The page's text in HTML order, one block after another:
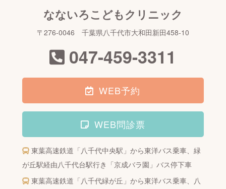
なないろこどもクリニック
〒276-0046 千葉県八千代市大和田新田458-10
047-459-3311
WEB予約
WEB問診票
東葉高速鉄道「八千代中央駅」から東洋バス乗車、 緑
が丘駅経由八千代台駅行き「京成バラ園」バス停下車
東葉高速鉄道「八千代緑が丘」から東洋バス乗車、
八